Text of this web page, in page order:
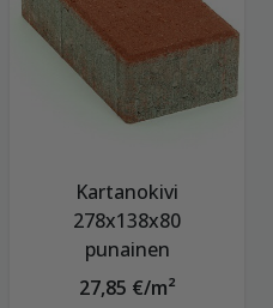
Kartanokivi
278x138x80
punainen
27,85 €/m²